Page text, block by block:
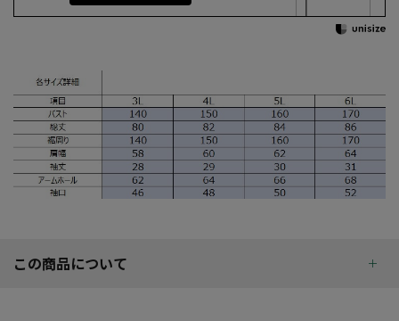
この商品について